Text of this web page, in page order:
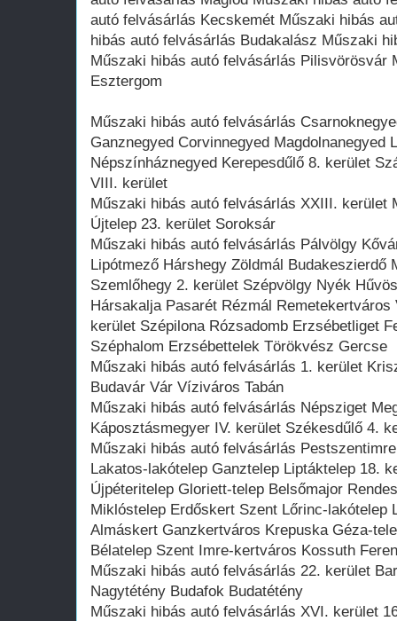
autó felvásárlás Kecskemét Műszaki hibás
hibás autó felvásárlás Budakalász Műszaki
Műszaki hibás autó felvásárlás Pilisvörösvár
Esztergom
Műszaki hibás autó felvásárlás
Ganznegyed Corvinnegyed Magdolnanegyed
Népszínháznegyed Kerepesdűlő 8. kerület
VIII. kerület
Műszaki hibás autó felvásárlás XXIII. kerület
Újtelep 23. kerület Soroksár
Műszaki hibás autó felvásárlás Pálvölgy
Lipótmező Hárshegy Zöldmál Budakeszierdő
Szemlőhegy 2. kerület Szépvölgy Nyék
Hársakalja Pasarét Rézmál
kerület Szépilona Rózsadomb Erzsébetliget
Széphalom Erzsébettelek Törökvész Gercse
Műszaki hibás autó felvásárlás 1. kerület
Budavár Vár Víziváros Tabán
Műszaki hibás autó felvásárlás Népsziget
Káposztásmegyer IV. kerület Székesdűlő 4.
Műszaki hibás autó felvásárlás
Lakatos-lakótelep Ganztelep Liptáktelep 18.
Újpéteritelep Gloriett-telep Belsőmajor
Miklóstelep Erdőskert Szent Lőrinc-lakótelep
Almáskert Ganzkertváros Krepuska Géza-
Bélatelep Szent Imre-kertváros Kossuth
Műszaki hibás autó felvásárlás 22. kerület
Nagytétény Budafok Budatétény
Műszaki hibás autó felvásárlás XVI. kerület